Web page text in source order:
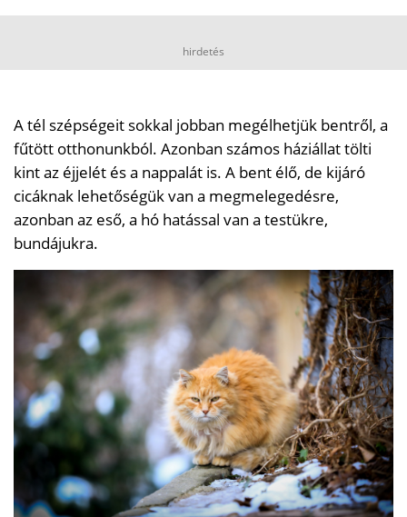
hirdetés
A tél szépségeit sokkal jobban megélhetjük bentről, a
fűtött otthonunkból. Azonban számos háziállat tölti
kint az éjjelét és a nappalát is. A bent élő, de kijáró
cicáknak lehetőségük van a megmelegedésre,
azonban az eső, a hó hatással van a testükre,
bundájukra.